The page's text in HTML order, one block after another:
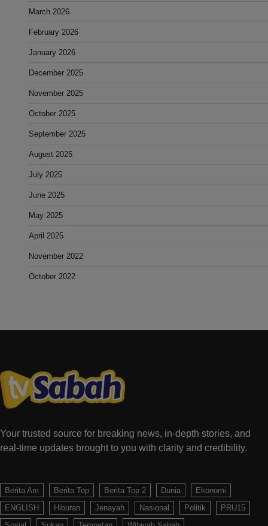
March 2026
February 2026
January 2026
December 2025
November 2025
October 2025
September 2025
August 2025
July 2025
June 2025
May 2025
April 2025
November 2022
October 2022
Your trusted source for breaking news, in-depth stories, and
real-time updates brought to you with clarity and credibility.
Berita Am Berita Top Berita Top 2 Dunia
Ekonomi
ENGLISH
Hiburan Jenayah Nasional Politik
PRU15